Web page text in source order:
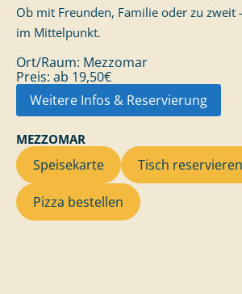
Ob mit Freunden, Familie oder zu zweit
im Mittelpunkt.
Ort/Raum: Mezzomar
Preis: ab 19,50€
Weitere Infos & Reservierung
MEZZOMAR
Speisekarte Tisch reservieren
Pizza bestellen